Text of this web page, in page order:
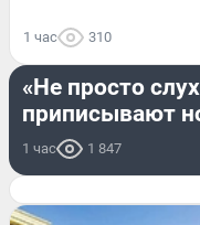
1 час 310
ОН И ОНА
«Не просто
приписывают
1 час 1 847